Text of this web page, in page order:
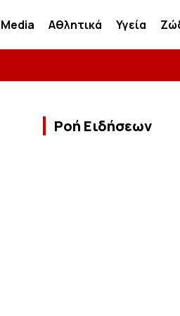
Media Αθλητικά Υγεία
Ροή Ειδήσεων